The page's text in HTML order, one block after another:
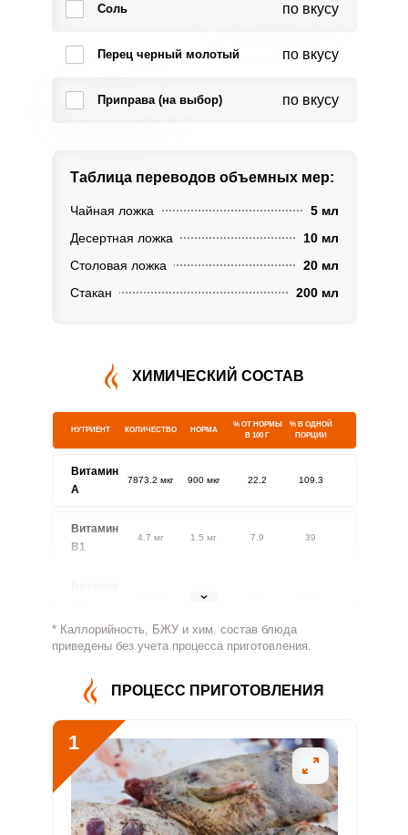
Соль по вкусу
Перец черный молотый по вкусу
Приправа (на выбор) по вкусу
Таблица переводов объемных мер:
Чайная ложка
5 мл
Десертная ложка
10 мл
Столовая ложка
20 мл
Стакан
200 мл
ХИМИЧЕСКИЙ СОСТАВ
НУТРИЕНТ КОЛИЧЕСТВО НОРМА
% ОТ НОРМЫ
В 100 Г
% В ОДНОЙ
ПОРЦИИ
Витамин
A
7873.2 мкг 900 мкг 22.2 109.3
Витамин
В1
4.7 мг 1.5 мг 7.9 39
1.8 мг
Витамин
599.1 мг 500 мг 3 15
Витамин
В5
Витамин
В6
2 мг 37
Витамин
363.4 мкг 400 мкг 2.3 11.4
* Каллорийность, БЖУ и хим. состав блюда
приведены без учета процесса приготовления.
ПРОЦЕСС ПРИГОТОВЛЕНИЯ
1